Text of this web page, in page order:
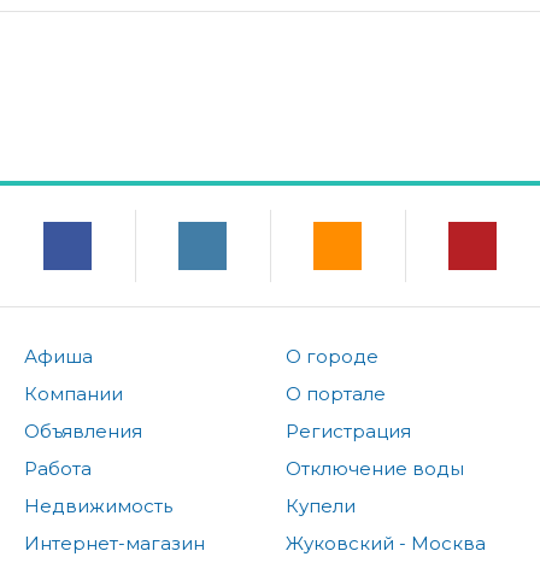
Афиша
Компании
Объявления
Работа
Недвижимость
Интернет-магазин
О городе
О портале
Регистрация
Отключение воды
Купели
Жуковский - Москва